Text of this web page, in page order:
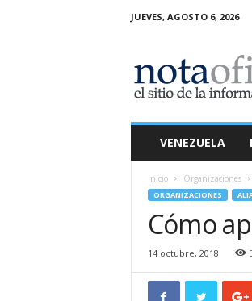
JUEVES, AGOSTO 6, 2026
a
O
VENEZUELA
Inicio Organizaciones
ORGANIZACIONES
Cómo
14 octubre, 2018